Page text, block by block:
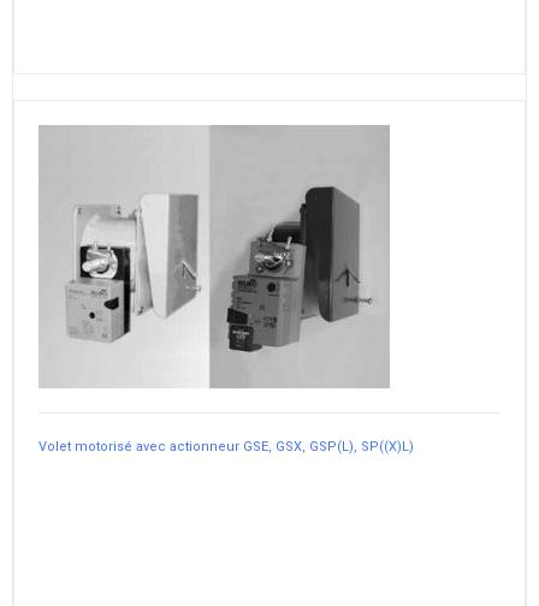
Volet motorisé avec actionneur GSE, GSX, GSP(L), SP((X)L)